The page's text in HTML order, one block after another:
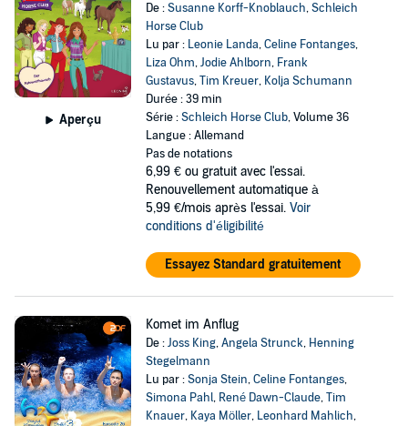
Aperçu
De :Susanne Korff-Knoblauch,Schleich
Horse Club
Lu par : Leonie Landa,Celine Fontanges,
Liza Ohm,Jodie Ahlborn, Frank
Gustavus,Tim Kreuer, Kolja Schumann
Durée : 39 min
Série :Schleich Horse Club, Volume 36
Langue : Allemand
Pas de notations
6,99 € ou gratuit avec l'essai.
Renouvellement automatique à
5,99 €/mois après l'essai. Voir
conditions d'éligibilité
Essayez Standard gratuitement
Komet im Anflug
De :Joss King,Angela Strunck, Henning
Stegelmann
Lu par :Sonja Stein,Celine Fontanges,
Simona Pahl, René Dawn-Claude,Tim
Knauer, Kaya Möller, Leonhard Mahlich,